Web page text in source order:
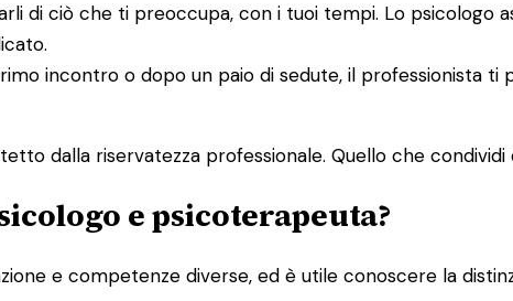
di ciò che ti preoccupa, con i tuoi tempi. Lo psicologo
incontro o dopo un paio di sedute, il professionista
dalla riservatezza professionale. Quello che
e psicoterapeuta?
e competenze diverse, ed è utile conoscere la